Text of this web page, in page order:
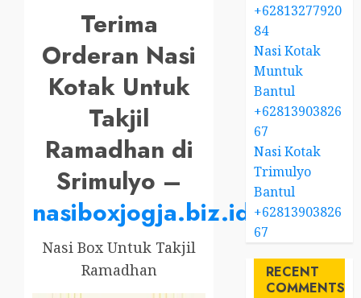
Terima
Orderan Nasi
Kotak Untuk
Takjil
Ramadhan di
Srimulyo –
nasiboxjogja.biz.id
Nasi Box Untuk Takjil
Ramadhan
+62813277920
84
Nasi Kotak
Muntuk
Bantul
+62813903826
67
Nasi Kotak
Trimulyo
Bantul
+62813903826
67
RECENT
COMMENTS